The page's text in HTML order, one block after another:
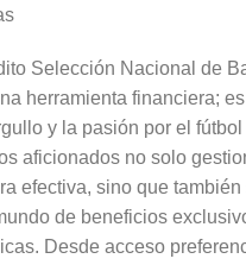
Selección Nacional de
herramienta financiera;
y la pasión por el
aficionados no solo
efectiva, sino que también
de beneficios
Desde acceso